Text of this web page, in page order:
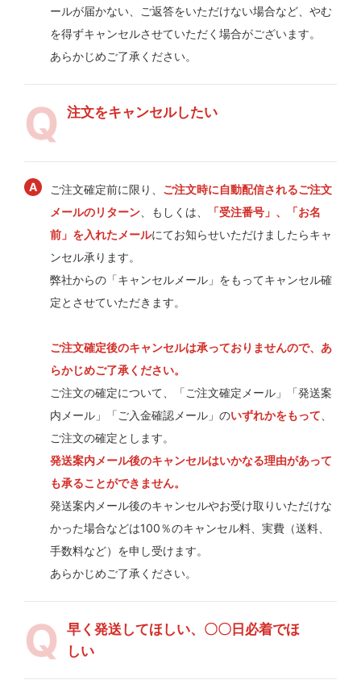
ールが届かない、ご返答をいただけない場合など、やむ
を得ずキャンセルさせていただく場合がございます。
あらかじめご了承ください。
注文をキャンセルしたい
ご注文確定前に限り、 ご注文時に自動配信されるご注文
メールのリターン 、もしくは、
「受注番号」、「お名
前」を入れたメールにてお知らせいただけましたらキャ
ンセル承ります。
弊社からの「キャンセルメール」をもってキャンセル確
定とさせていただきます。
ご注文確定後のキャンセルは承っておりませんので、あ
らかじめご了承ください。
ご注文の確定について、「ご注文確定メール」「発送案
内メール」「ご入金確認メール」のいずれかをもって
ご注文の確定とします。
発送案内メール後のキャンセルはいかなる理由があって
も承ることができません。
発送案内メール後のキャンセルやお受け取りいただけな
かった場合などは100％のキャンセル料、実費（送料、
手数料など）を申し受けます。
あらかじめご了承ください。
早く発送してほしい、〇〇日必着でほ
しい